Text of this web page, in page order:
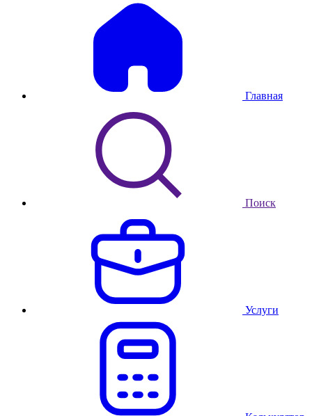
Главная
Поиск
Услуги